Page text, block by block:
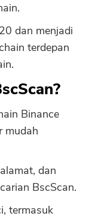
dan menjadi
terdepan
Binance
mudah
dan
BscScan.
termasuk